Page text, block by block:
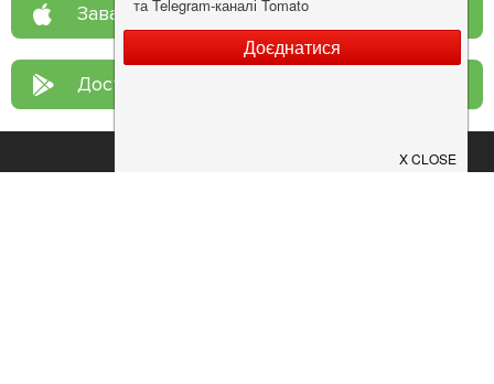
Завантажте у App Store
Доступно у